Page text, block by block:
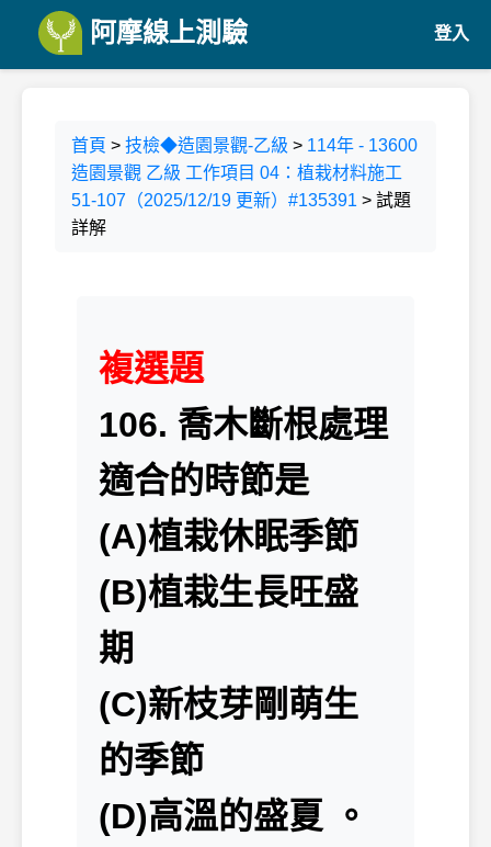
阿摩線上測驗 登入
首頁 > 技檢◆造園景觀-乙級 > 114年 - 13600
造園景觀 乙級 工作項目 04：植栽材料施工
51-107（2025/12/19 更新）#135391 > 試題
詳解
複選題
106. 喬木斷根處理
適合的時節是
(A)植栽休眠季節
(B)植栽生長旺盛
期
(C)新枝芽剛萌生
的季節
(D)高溫的盛夏 。